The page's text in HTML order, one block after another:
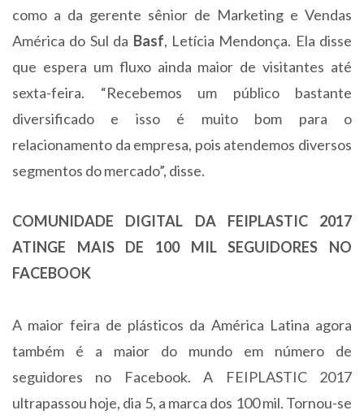
como a da gerente sênior de Marketing e Vendas
América do Sul da Basf, Letícia Mendonça. Ela disse
que espera um fluxo ainda maior de visitantes até
sexta-feira. “Recebemos um público bastante
diversificado e isso é muito bom para o
relacionamento da empresa, pois atendemos diversos
segmentos do mercado”, disse.
COMUNIDADE DIGITAL DA FEIPLASTIC 2017
ATINGE MAIS DE 100 MIL SEGUIDORES NO
FACEBOOK
A maior feira de plásticos da América Latina agora
também é a maior do mundo em número de
seguidores no Facebook. A FEIPLASTIC 2017
ultrapassou hoje, dia 5, a marca dos 100 mil. Tornou-se